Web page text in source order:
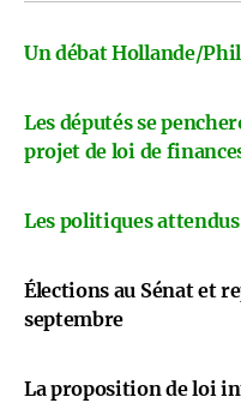
Un débat Hollande/
Les députés se
projet de loi de
Les politiques
Élections au Sénat et
septembre
La proposition de loi